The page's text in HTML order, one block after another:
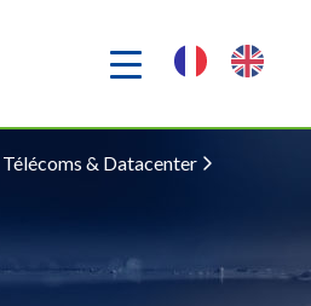
Télécoms & Datacenter